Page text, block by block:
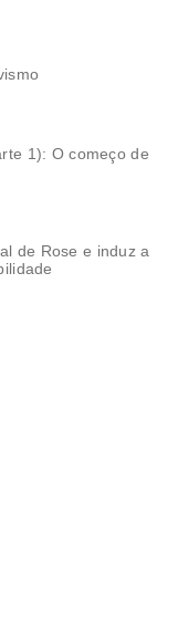
1): O começo de
de Rose e induz a